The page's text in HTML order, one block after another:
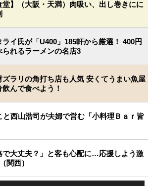
堂】（大阪・天満）肉吸い、出し巻きにに
イ氏が「U400」185軒から厳選！ 400円
られるラーメンの名店3
ズラリの角打ち店も人気 安くてうまい魚屋
んで食べよう！
と西山浩司が夫婦で営む「小料理Ｂａｒ皆
で大丈夫？」と客も心配に…応援しよう激
関西）